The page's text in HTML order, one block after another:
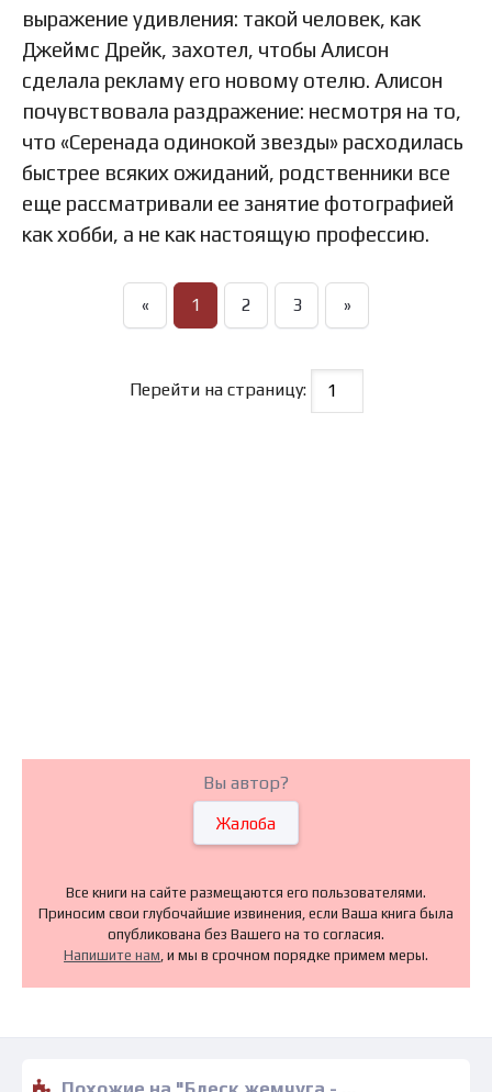
выражение удивления: такой человек, как
Джеймс Дрейк, захотел, чтобы Алисон
сделала рекламу его новому отелю. Алисон
почувствовала раздражение: несмотря на то,
что «Серенада одинокой звезды» расходилась
быстрее всяких ожиданий, родственники все
еще рассматривали ее занятие фотографией
как хобби, а не как настоящую профессию.
« 1 2 3 »
Перейти на страницу:
Вы автор?
Жалоба
Все книги на сайте размещаются его пользователями.
Приносим свои глубочайшие извинения, если Ваша книга была
опубликована без Вашего на то согласия.
Напишите нам, и мы в срочном порядке примем меры.